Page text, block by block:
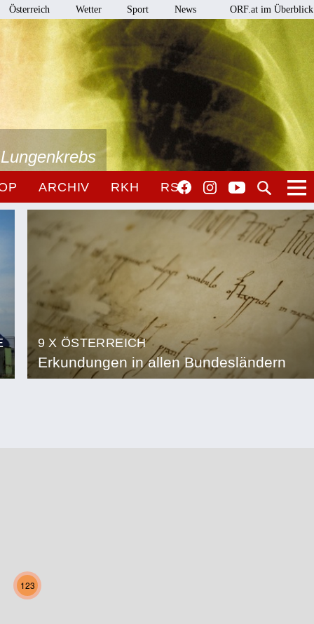
Österreich Wetter Sport News ORF.at im Überblick
ARCHIV RKH RSO
9 X ÖSTERREICH
Erkundungen in allen Bundesländern
123